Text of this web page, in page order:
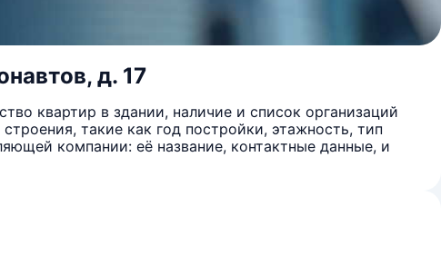
д. 17
квартир в здании, наличие и список организаций
такие как год постройки, этажность, тип
компании: её название, контактные данные, и